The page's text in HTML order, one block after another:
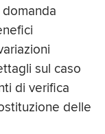
domanda
sul caso
di verifica
delle